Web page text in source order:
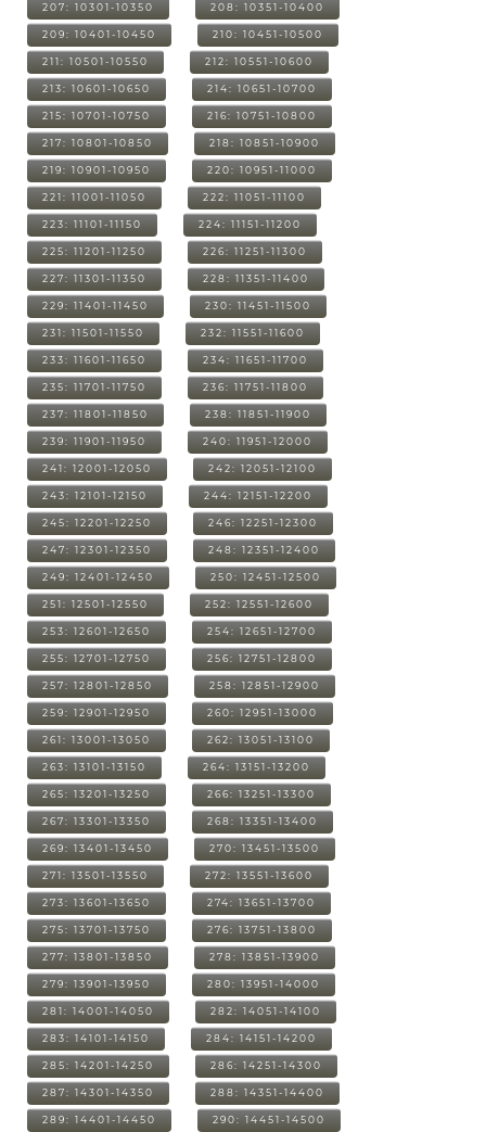
207: 10301-10350 208: 10351-10400
209: 10401-10450 210: 10451-10500
211: 10501-10550 212: 10551-10600
213: 10601-10650 214: 10651-10700
215: 10701-10750 216: 10751-10800
217: 10801-10850 218: 10851-10900
219: 10901-10950 220: 10951-11000
221: 11001-11050 222: 11051-11100
223: 11101-11150 224: 11151-11200
225: 11201-11250 226: 11251-11300
227: 11301-11350 228: 11351-11400
229: 11401-11450 230: 11451-11500
231: 11501-11550 232: 11551-11600
233: 11601-11650 234: 11651-11700
235: 11701-11750 236: 11751-11800
237: 11801-11850 238: 11851-11900
239: 11901-11950 240: 11951-12000
241: 12001-12050 242: 12051-12100
243: 12101-12150 244: 12151-12200
245: 12201-12250 246: 12251-12300
247: 12301-12350 248: 12351-12400
249: 12401-12450 250: 12451-12500
251: 12501-12550 252: 12551-12600
253: 12601-12650 254: 12651-12700
255: 12701-12750 256: 12751-12800
257: 12801-12850 258: 12851-12900
259: 12901-12950 260: 12951-13000
261: 13001-13050 262: 13051-13100
263: 13101-13150 264: 13151-13200
265: 13201-13250 266: 13251-13300
267: 13301-13350 268: 13351-13400
269: 13401-13450 270: 13451-13500
271: 13501-13550 272: 13551-13600
273: 13601-13650 274: 13651-13700
275: 13701-13750 276: 13751-13800
277: 13801-13850 278: 13851-13900
279: 13901-13950 280: 13951-14000
281: 14001-14050 282: 14051-14100
283: 14101-14150 284: 14151-14200
285: 14201-14250 286: 14251-14300
287: 14301-14350 288: 14351-14400
289: 14401-14450 290: 14451-14500